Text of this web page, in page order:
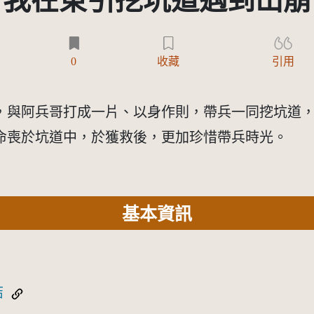
0 收藏 引用
阿兵哥打成一片、以身作則，帶兵一同挖坑道
於坑道中，於獲救後，更加珍惜帶兵時光。
基本資訊